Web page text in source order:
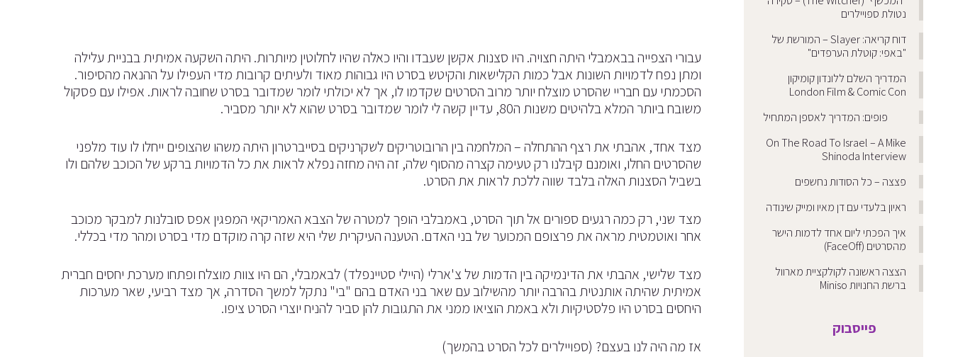
נטולת ספויילרים
דוח קריאה: Slayer – המורשת של
"באפי: קוטלת הערפדים"
המדריך השלם ללונדון קומיקון
London Film & Comic Con
פופים: המדריך לאספן המתחיל
On The Road To Israel – A Mike
Shinoda Interview
פצצה – כל הסודות נחשפים
ראיון בלעדי עם דן מאיו ומייק שינודה
איך הפכתי ליום אחד לדמות הישר
מהסרטים (FaceOff)
הצצה ראשונה לקולקציית מארוול
ברשת החנויות Miniso
פייסבוק
עבורי הצפייה בבאמבלי היתה חצויה. היו סצנות אקשן שעבדו והיו כאלה שהיו לחלוטין מיותרות. היתה השקעה אמיתית בבניית עלילה
ומתן נפח לדמויות השונות אבל כמות הקלישאות והקיטש בסרט היו גבוהות מאוד ולעיתים קרובות מדי העפילו על ההנאה מהסיפור.
הסכמתי עם חבריי שהסרט מוצלח יותר מרוב הסרטים שקדמו לו, אך לא יכולתי לומר שמדובר בסרט שחובה לראות. אפילו עם פסקול
משובח ביותר המלא בלהיטים משנות ה80, עדיין קשה לי לומר שמדובר בסרט שהוא לא יותר מסביר.
מצד אחד, אהבתי את רצף ההתחלה – המלחמה בין הרובוטריקים לשקרניקים בסייברטרון היתה משהו שהצופים ייחלו לו עוד מלפני
שהסרטים החלו, ואומנם קיבלנו רק טעימה קצרה מהסוף שלה, זה היה מחזה נפלא לראות את כל הדמויות ברקע של הכוכב שלהם ולו
בשביל הסצנות האלה בלבד שווה ללכת לראות את הסרט.
מצד שני, רק כמה רגעים ספורים אל תוך הסרט, באמבלבי הופך למטרה של הצבא האמריקאי המפגין אפס סובלנות למבקר מכוכב
אחר ואוטמטית מראה את פרצופם המכוער של בני האדם. הטענה העיקרית שלי היא שזה קרה מוקדם מדי בסרט ומהר מדי בכללי.
מצד שלישי, אהבתי את הדינמיקה בין הדמות של צ'ארלי (היילי סטיינפלד) לבאמבלי, הם היו צוות מוצלח ופתחו מערכת יחסים חברית
אמיתית שהיתה אותנטית בהרבה יותר מהשילוב עם שאר בני האדם בהם "בי" נתקל למשך הסדרה, אך מצד רביעי, שאר מערכות
היחסים בסרט היו פלסטיקיות ולא באמת הוציאו ממני את התגובות להן סביר להניח יוצרי הסרט ציפו.
אז מה היה לנו בעצם? (ספויילרים לכל הסרט בהמשך)